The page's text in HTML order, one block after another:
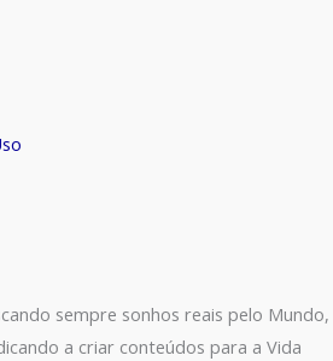
sempre sonhos reais pelo Mundo,
a criar conteúdos para a Vida